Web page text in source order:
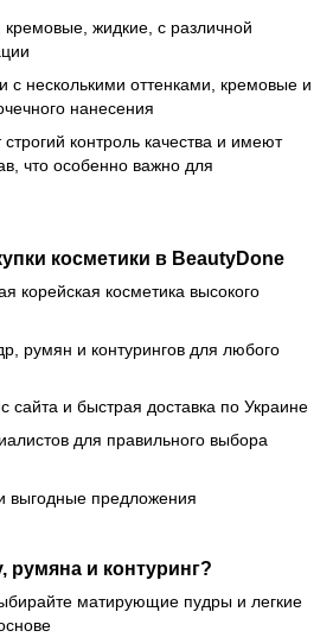
кремовые, жидкие, с различной
с несколькими оттенками, кремовые и
нанесения
контроль качества и имеют
что особенно важно для
косметики в BeautyDone
корейская косметика высокого
румян и контурингов для любого
сайта и быстрая доставка по Украине
для правильного выбора
выгодные предложения
румяна и контуринг?
матирующие пудры и легкие